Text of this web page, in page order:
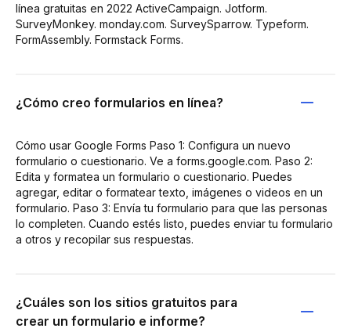
línea gratuitas en 2022 ActiveCampaign. Jotform.
SurveyMonkey. monday.com. SurveySparrow. Typeform.
FormAssembly. Formstack Forms.
¿Cómo creo formularios en línea?
Cómo usar Google Forms Paso 1: Configura un nuevo
formulario o cuestionario. Ve a forms.google.com. Paso 2:
Edita y formatea un formulario o cuestionario. Puedes
agregar, editar o formatear texto, imágenes o videos en un
formulario. Paso 3: Envía tu formulario para que las personas
lo completen. Cuando estés listo, puedes enviar tu formulario
a otros y recopilar sus respuestas.
¿Cuáles son los sitios gratuitos para
crear un formulario e informe?